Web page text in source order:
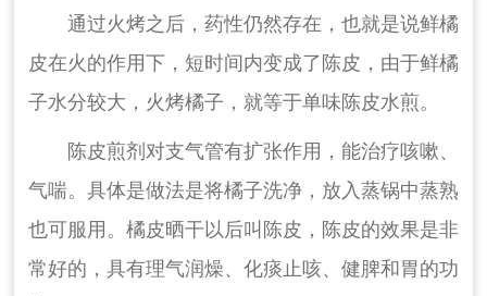
通过火烤之后，药性仍然存在，也就是说鲜橘
皮在火的作用下，短时间内变成了陈皮，由于鲜橘
子水分较大，火烤橘子，就等于单味陈皮水煎。
陈皮煎剂对支气管有扩张作用，能治疗咳嗽、
气喘。具体是做法是将橘子洗净，放入蒸锅中蒸熟
也可服用。橘皮晒干以后叫陈皮，陈皮的效果是非
常好的，具有理气润燥、化痰止咳、健脾和胃的功